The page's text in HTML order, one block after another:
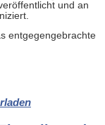
und an
entgegengebrachte